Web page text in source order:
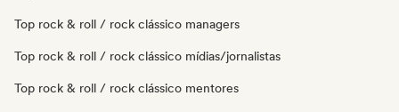
Top rock & roll / rock clássico managers
Top rock & roll / rock clássico mídias/jornalistas
Top rock & roll / rock clássico mentores